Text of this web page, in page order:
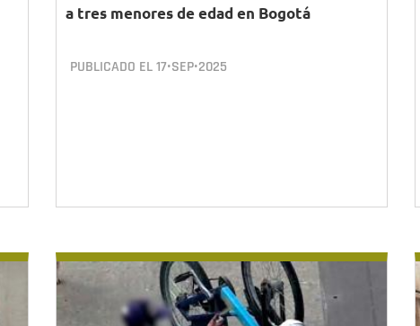
a tres menores de edad en Bogotá
PUBLICADO EL17•SEP•2025